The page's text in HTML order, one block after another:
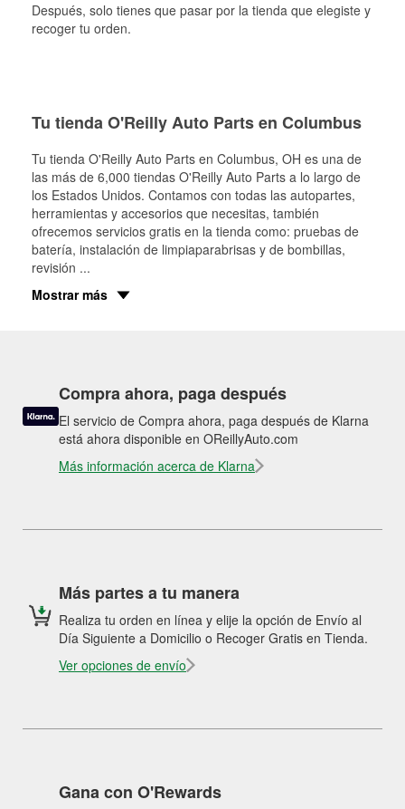
Después, solo tienes que pasar por la tienda que elegiste y
recoger tu orden.
Tu tienda O'Reilly Auto Parts en Columbus
Tu tienda O'Reilly Auto Parts en Columbus, OH es una de
las más de 6,000 tiendas O'Reilly Auto Parts a lo largo de
los Estados Unidos. Contamos con todas las autopartes,
herramientas y accesorios que necesitas, también
ofrecemos servicios gratis en la tienda como: pruebas de
batería, instalación de limpiaparabrisas y de bombillas,
revisión ...
Mostrar más
Compra ahora, paga después
El servicio de Compra ahora, paga después de Klarna
está ahora disponible en OReillyAuto.com
Más información acerca de Klarna
Más partes a tu manera
Realiza tu orden en línea y elije la opción de Envío al
Día Siguiente a Domicilio o Recoger Gratis en Tienda.
Ver opciones de envío
Gana con O'Rewards